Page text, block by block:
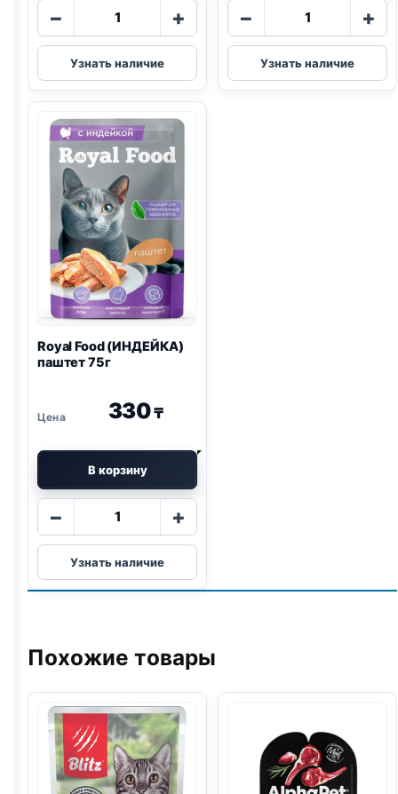
−
Количество
Royal
Food
(КУРИЦА)
75г
+
Узнать наличие
−
Количество
Royal
Food
(ГОВЯДИНА)
+
Узнать наличие
Royal Food (ИНДЕЙКА)
паштет 75г
330₸
В корзину
−
Количество
Royal
Food
(ИНДЕЙКА)
+
Узнать наличие
Похожие товары